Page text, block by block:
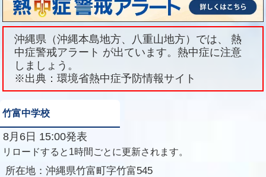
沖縄県（沖縄本島地方、八重山地方）では、 熱
中症警戒アラート が出ています。熱中症に注意
しましょう。
※出典：環境省熱中症予防情報サイト
竹富中学校
8月6日 15:00発表
リロードすると1時間ごとに更新されます。
所在地： 沖縄県竹富町字竹富545